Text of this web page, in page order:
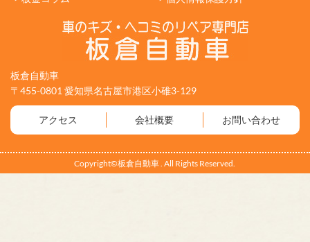
板倉自動車
〒455-0801 愛知県名古屋市港区小碓3-129
アクセス 会社概要 お問い合わせ
Copyright©板倉自動車 . All Rights Reserved.